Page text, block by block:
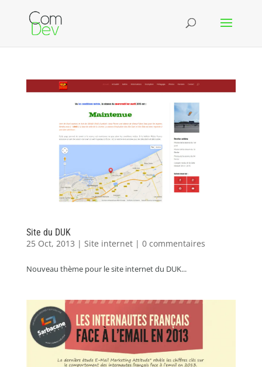
Site du DUK
25 Oct, 2013 | Site internet| 0 commentaires
Nouveau thème pour le site internet du DUK...